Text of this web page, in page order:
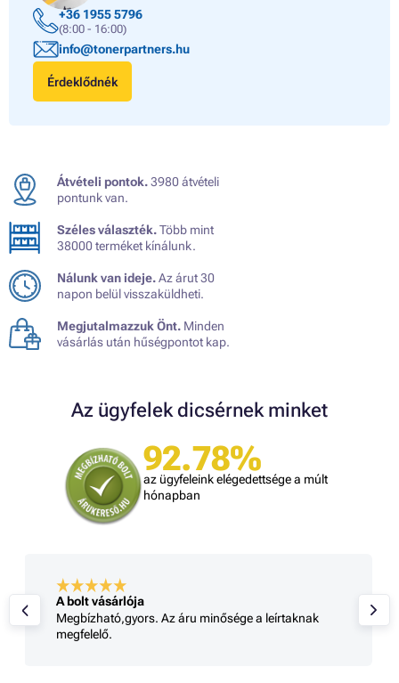
+36 1955 5796
(8:00 - 16:00)
info@tonerpartners.hu
Érdeklődnék
Átvételi pontok.3980 átvételi
pontunk van.
Széles választék.Több mint
38000 terméket kínálunk.
Nálunk van ideje.Az árut 30
napon belül visszaküldheti.
Megjutalmazzuk Önt. Minden
vásárlás után hűségpontot kap.
Az ügyfelek dicsérnek minket
92.78%
az ügyfeleink elégedettsége a múlt
hónapban
A bolt vásárlója
Megbízható,gyors. Az áru minősége a leírtaknak
megfelelő.